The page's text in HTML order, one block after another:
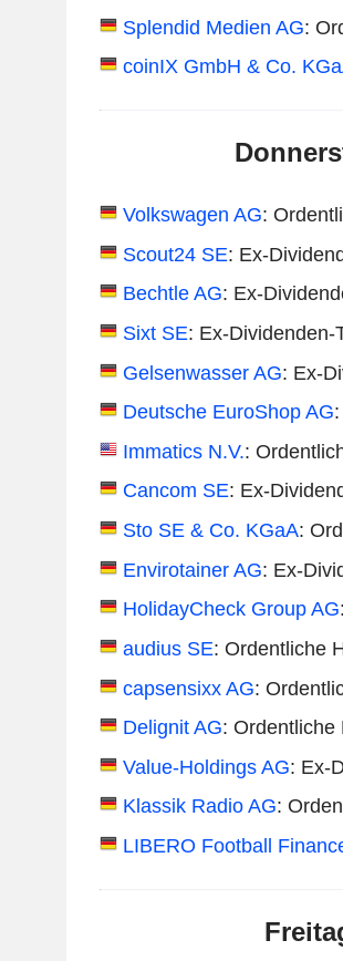
Splendid Medien AG:
coinIX GmbH & Co.
Volkswagen AG:
Scout24 SE: Ex-
Bechtle AG: Ex-
Sixt SE: Ex-Dividenden-
Gelsenwasser AG: Ex-
Deutsche EuroShop AG
Immatics N.V.:
Cancom SE: Ex-
Sto SE & Co. KGaA:
Envirotainer AG: Ex-
HolidayCheck Group AG
audius SE: Ordentliche
capsensixx AG:
Delignit AG: Ordentliche
Value-Holdings AG: Ex-
Klassik Radio AG:
LIBERO Football